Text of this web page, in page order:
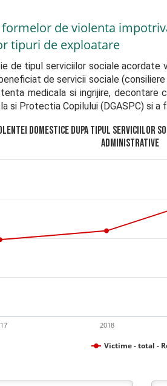
de violenta
tipuri de exploatare
de tipul serviciilor sociale
de servicii sociale
medicala si ingrijire,
si Protectia Copilului (DGASPC) si
domestice dupa tipul
administrative
Victime - total -
2018